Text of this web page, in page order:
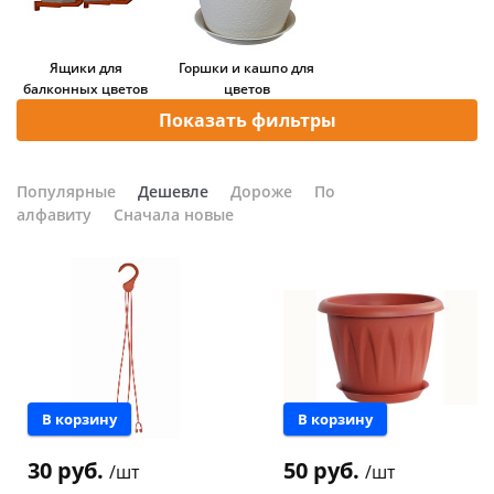
Ящики для
балконных цветов
Горшки и кашпо для
цветов
Показать фильтры
Популярные Дешевле Дороже
По
алфавиту
Сначала новые
В корзину
30 руб. /шт
В корзину
50 руб. /шт
Добавляйте товары
в корзину
Оплачивайте сегодня только
выбранный способом
Оставшиеся
списываться
25 %
Подробнее